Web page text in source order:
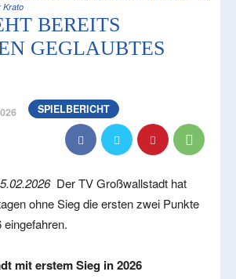
Krato
BEREITS
GEGLAUBTES
SPIELBERICHT
Der TV Großwallstadt hat
ohne Sieg die ersten zwei Punkte
mit erstem Sieg in 2026